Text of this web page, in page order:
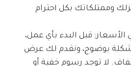
وممتلكاتك بكل احترام
قبل البدء بأي عمل،
بوضوح، ونقدم لك عرض
لا توجد رسوم خفية أو